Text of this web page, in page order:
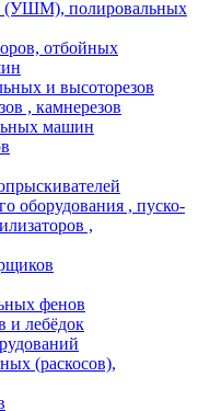
(УШМ), полировальных
отбойных
и высоторезов
, камнерезов
машин
оборудования , пуско-
,
фенов
и лебёдок
(раскосов),